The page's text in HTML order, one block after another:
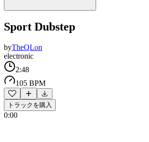
Sport Dubstep
byTheQLon
electronic
2:48
105 BPM
トラックを購入
0:00